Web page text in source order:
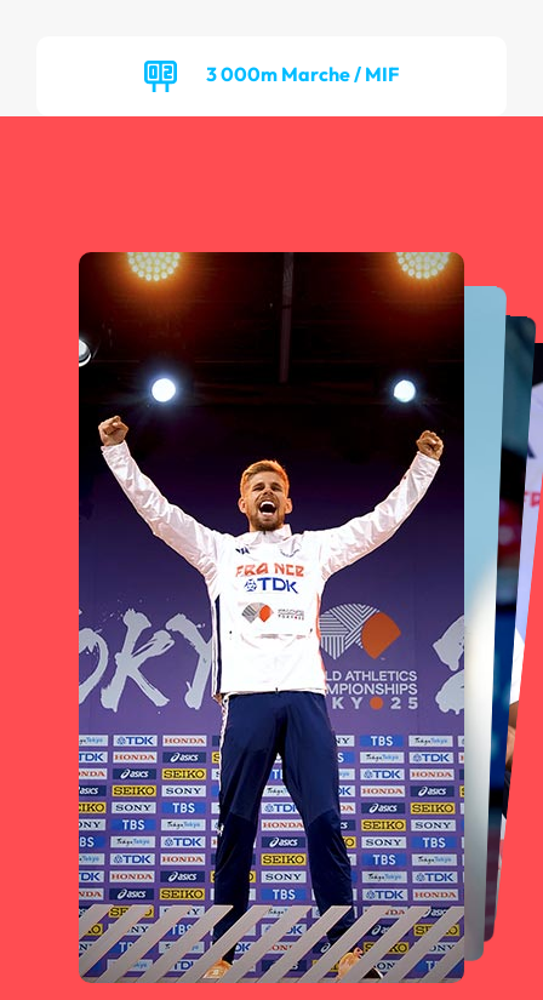
3 000m Marche / MIF